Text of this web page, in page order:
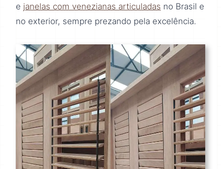
e janelas com venezianas articuladas no Brasil e
no exterior, sempre prezando pela excelência.